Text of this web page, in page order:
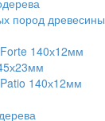
пород древесины
140х12мм
140х12мм